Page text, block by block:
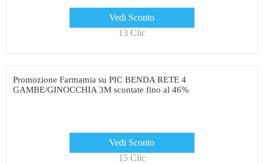
Vedi Sconto
13 Clic
Promozione Farmamia su PIC BENDA RETE 4
GAMBE/GINOCCHIA 3M scontate fino al 46%
Vedi Sconto
15 Clic